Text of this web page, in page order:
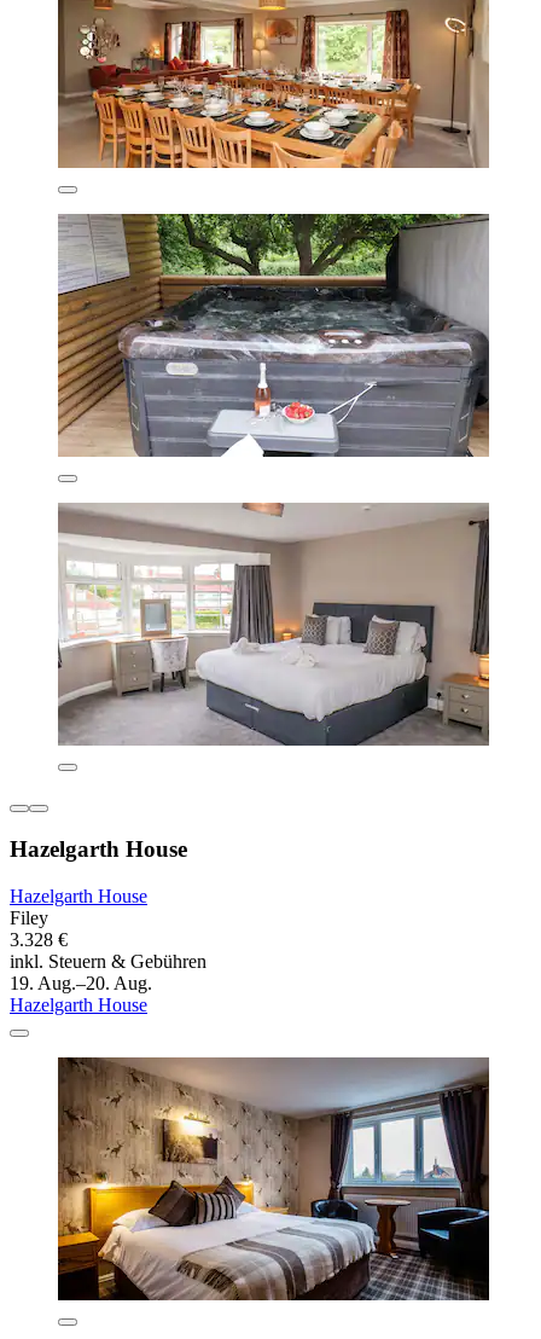
Hazelgarth House
Hazelgarth House
Filey
3.328 €
inkl. Steuern & Gebühren
19. Aug.–20. Aug.
Hazelgarth House